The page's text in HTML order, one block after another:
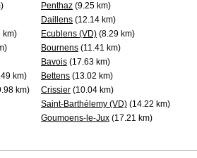
Penthaz (9.25 km)
Daillens (12.14 km)
km) Ecublens (VD) (8.29 km)
Bournens (11.41 km)
Bavois (17.63 km)
km) Bettens (13.02 km)
km) Crissier (10.04 km)
Saint-Barthélemy (VD) (14.22 km)
Goumoens-le-Jux (17.21 km)